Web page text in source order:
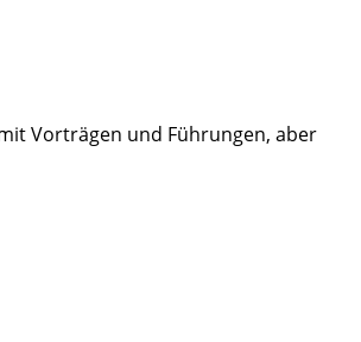
Vorträgen und Führungen, aber